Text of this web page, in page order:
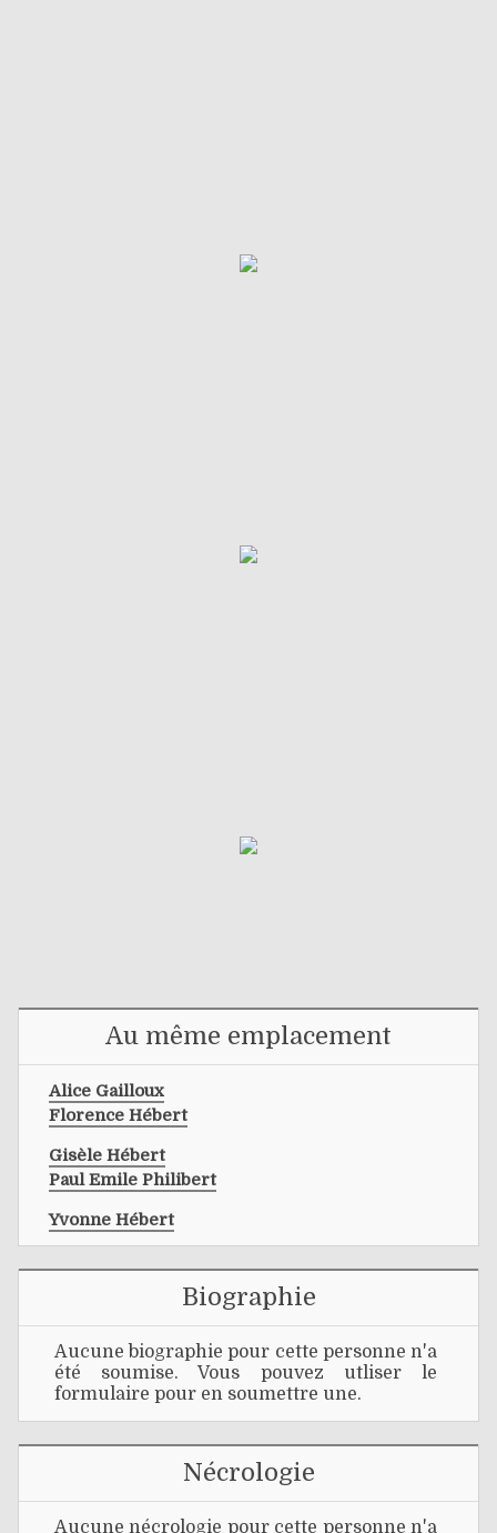
Au même emplacement
Alice Gailloux
Florence Hébert
Gisèle Hébert
Paul Emile Philibert
Yvonne Hébert
Biographie
Aucune biographie pour cette personne n'a
été soumise. Vous pouvez utliser le
formulaire pour en soumettre une.
Nécrologie
Aucune nécrologie pour cette personne n'a